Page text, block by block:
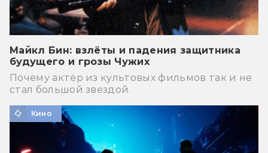
Майкл Бин: взлёты и падения защитника
будущего и грозы Чужих
Почему актёр из культовых фильмов так и не
стал большой звездой.
Кино